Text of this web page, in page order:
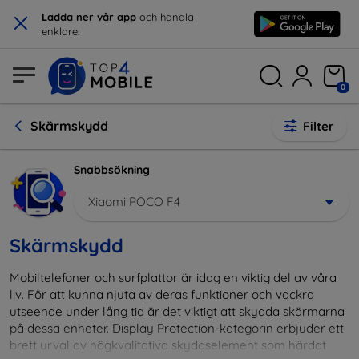
× Ladda ner vår app och handla
enklare.
0
Skärmskydd Filter
Snabbsökning
Xiaomi POCO F4
Skärmskydd
Mobiltelefoner och surfplattor är idag en viktig del av våra
liv. För att kunna njuta av deras funktioner och vackra
utseende under lång tid är det viktigt att skydda skärmarna
på dessa enheter. Display Protection-kategorin erbjuder ett
brett urval av högkvalitativa skyddselement som härdat